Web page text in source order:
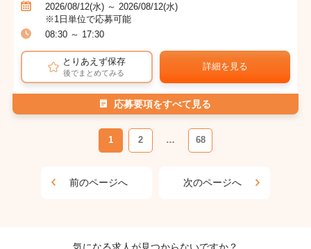
2026/08/12(水) ～ 2026/08/12(水)
※1日単位で応募可能
08:30 ～ 17:30
とりあえず保存
後でまとめてみる
詳細を見る
応募要項をすべて見る
1 2 … 68
前のページへ 次のページへ
気になる求人が見つからないですか？